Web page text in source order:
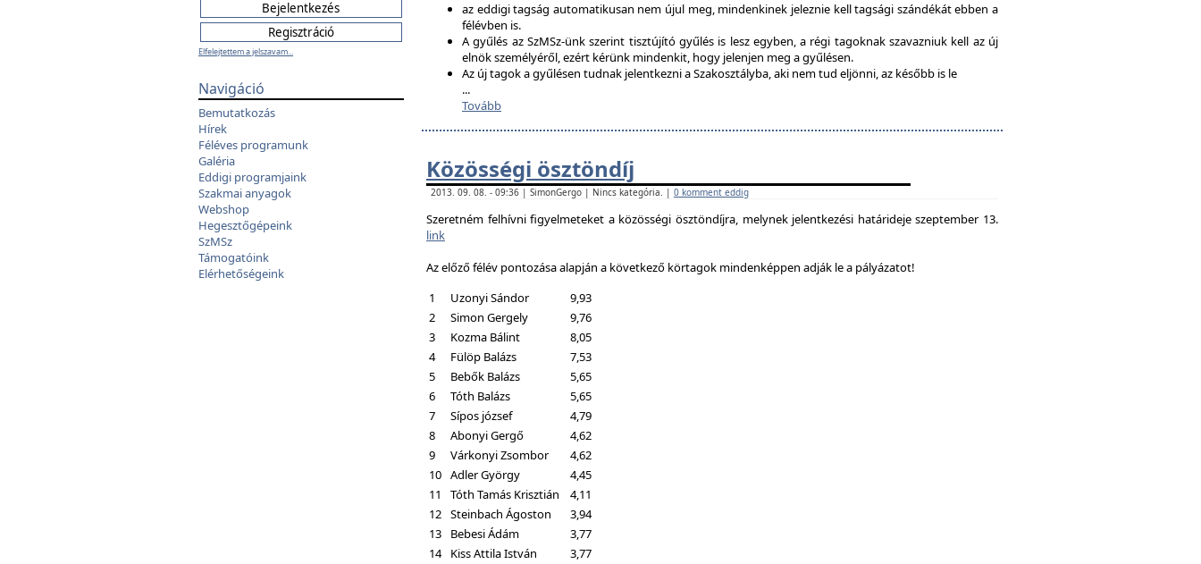
Elfelejtettem a jelszavam...
Navigáció
Bemutatkozás
Hírek
Féléves programunk
Galéria
Eddigi programjaink
Szakmai anyagok
Webshop
Hegesztőgépeink
SzMSz
Támogatóink
Elérhetőségeink
az eddigi tagság automatikusan nem újul meg, mindenkinek jeleznie kell tagsági szándékát ebben a
félévben is.
A gyűlés az SzMSz-ünk szerint tisztújító gyűlés is lesz egyben, a régi tagoknak szavazniuk kell az új
elnök személyéről, ezért kérünk mindenkit, hogy jelenjen meg a gyűlésen.
Az új tagok a gyűlésen tudnak jelentkezni a Szakosztályba, aki nem tud eljönni, az később is le
...
Tovább
Közösségi ösztöndíj
2013. 09. 08. - 09:36 | SimonGergo | Nincs kategória. | 0 komment eddig
Szeretném felhívni figyelmeteket a közösségi ösztöndíjra, melynek jelentkezési határideje szeptember 13.
link
Az előző félév pontozása alapján a következő körtagok mindenképpen adják le a pályázatot!
1
Uzonyi Sándor
9,93
2
Simon Gergely
9,76
3
Kozma Bálint
8,05
4
Fülöp Balázs
7,53
5
Bebők Balázs
5,65
6
Tóth Balázs
5,65
7
Sípos józsef
4,79
8
Abonyi Gergő
4,62
9
Várkonyi Zsombor
4,62
10 Adler György
4,45
11
Tóth Tamás Krisztián
4,11
12 Steinbach Ágoston
3,94
13
Bebesi Ádám
3,77
14 Kiss Attila István
3,77